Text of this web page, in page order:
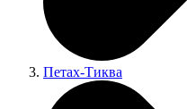
Петах-Тиква